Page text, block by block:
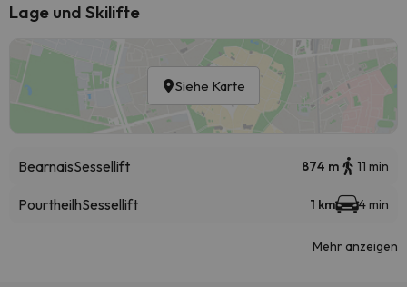
Lage und Skilifte
Siehe Karte
BearnaisSessellift 874 m 11 min
PourtheilhSessellift 1 km 4 min
Mehr anzeigen